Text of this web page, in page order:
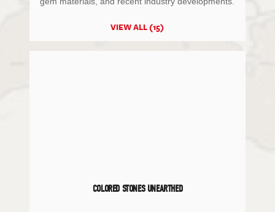
VIEW ALL (15)
COLORED STONES UNEARTHED